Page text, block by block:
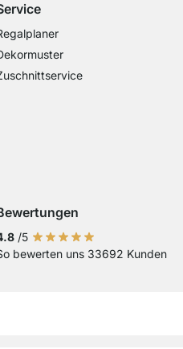
/5
bewerten uns 33692 Kunden